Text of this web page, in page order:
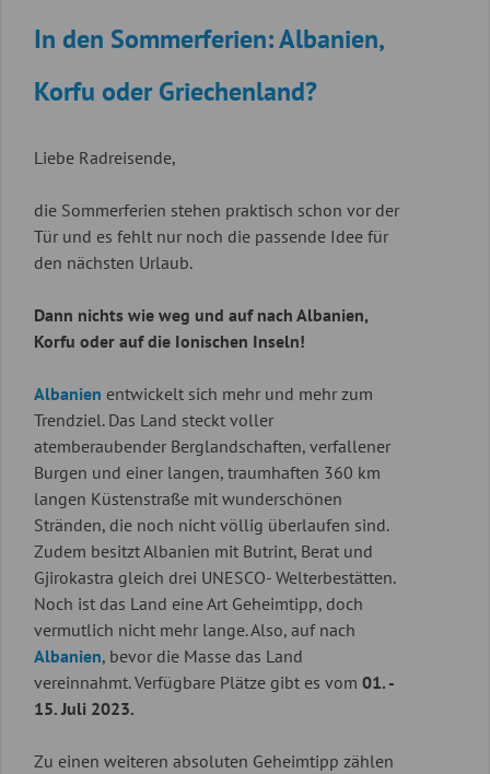
In den Sommerferien: Albanien,
Korfu oder Griechenland?
Liebe Radreisende,
die Sommerferien stehen praktisch schon vor der
Tür und es fehlt nur noch die passende Idee für
den nächsten Urlaub.
Dann nichts wie weg und auf nach Albanien,
Korfu oder auf die Ionischen Inseln!
Albanien entwickelt sich mehr und mehr zum
Trendziel. Das Land steckt voller
atemberaubender Berglandschaften, verfallener
Burgen und einer langen, traumhaften 360 km
langen Küstenstraße mit wunderschönen
Stränden, die noch nicht völlig überlaufen sind.
Zudem besitzt Albanien mit Butrint, Berat und
Gjirokastra gleich drei UNESCO- Welterbestätten.
Noch ist das Land eine Art Geheimtipp, doch
vermutlich nicht mehr lange. Also, auf nach
Albanien, bevor die Masse das Land
vereinnahmt. Verfügbare Plätze gibt es vom 01. -
15. Juli 2023.
Zu einen weiteren absoluten Geheimtipp zählen